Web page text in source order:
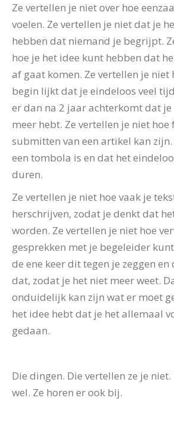
Ze vertellen je niet over hoe
voelen. Ze vertellen je niet dat je
hebben dat niemand je begrijpt.
hoe je het idee kunt hebben dat
af gaat komen. Ze vertellen je niet
begin lijkt dat je eindeloos veel
er dan na 2 jaar achterkomt dat
meer hebt. Ze vertellen je niet
submitten van een artikel kan
een tombola is en dat het
duren.
Ze vertellen je niet hoe vaak je
herschrijven, zodat je denkt dat
worden. Ze vertellen je niet hoe
gesprekken met je begeleider
de ene keer dit tegen je zeggen en
dat, zodat je het niet meer weet.
onduidelijk kan zijn wat er moet
het idee hebt dat je het allemaal
gedaan.
Die dingen. Die vertellen ze je
wel. Ze horen er ook bij.